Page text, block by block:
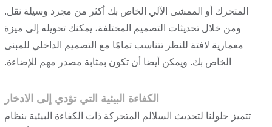
المتحرك أو الممشى الآلي الخاص بك أكثر من مجرد وسيلة نقل.
ومن خلال تحديثات التصميم المختلفة، يمكنك تحويله إلى ميزة
معمارية لافتة للنظر تتناسب تمامًا مع التصميم الداخلي للمبنى
الخاص بك. ويمكن أيضا أن تكون بمثابة مصدر مهم للإضاءة.
الكفاءة البيئية التي تؤدي إلى الادخار
تتميز حلولنا لتحديث السلالم المتحركة ذات الكفاءة البيئية بنظام